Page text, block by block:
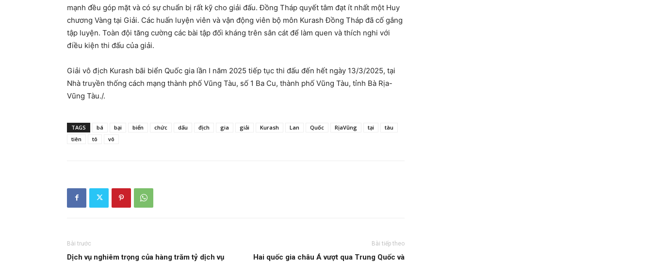
mạnh đều góp mặt và có sự chuẩn bị rất kỹ cho giải đấu. Đồng Tháp quyết tâm đạt ít nhất một Huy
chương Vàng tại Giải. Các huấn luyện viên và vận động viên bộ môn Kurash Đồng Tháp đã cố gắng
tập luyện. Toàn đội tăng cường các bài tập đối kháng trên sân cát để làm quen và thích nghi với
điều kiện thi đấu của giải.
Giải vô địch Kurash bãi biển Quốc gia lần I năm 2025 tiếp tục thi đấu đến hết ngày 13/3/2025, tại
Nhà truyền thống cách mạng thành phố Vũng Tàu, số 1 Ba Cu, thành phố Vũng Tàu, tỉnh Bà Rịa-
Vũng Tàu./.
TAGS bá bại biển chức dấu địch gia giải Kurash Lan Quốc RịaVũng tại
tàu
tiên
tô vô
Bài trước
Dịch vụ nghiêm trọng của hàng trăm tỷ dịch vụ
Bài tiếp theo
Hai quốc gia châu Á vượt qua Trung Quốc và